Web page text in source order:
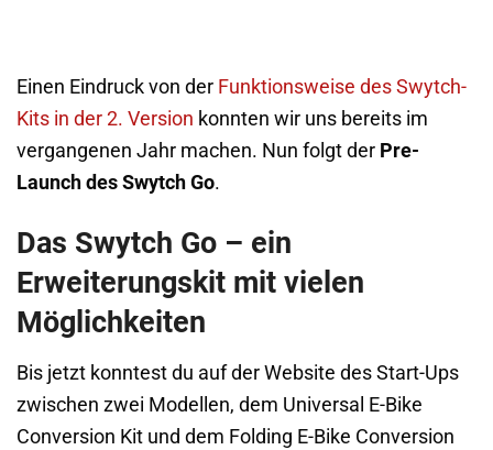
Einen Eindruck von der Funktionsweise des Swytch-
Kits in der 2. Version konnten wir uns bereits im
vergangenen Jahr machen. Nun folgt der Pre-
Launch des Swytch Go.
Das Swytch Go – ein
Erweiterungskit mit vielen
Möglichkeiten
Bis jetzt konntest du auf der Website des Start-Ups
zwischen zwei Modellen, dem Universal E-Bike
Conversion Kit und dem Folding E-Bike Conversion